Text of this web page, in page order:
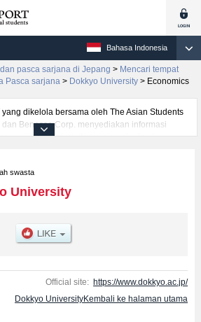
Bahasa Indonesia
pasca sarjana di Jepang > Mencari tempat
Pasca sarjana > Dokkyo University > Economics
yang dikelola bersama oleh The Asian Students
Benesse Corp. menyediakan informasi
universitas yunior, akademi
research %%, serta berbagai informasi yang
mancanegara seperti kuota untuk jumlah
ujian masuk mahasiswa(i) mancanegara,
swasta
University
Official site: https://www.dokkyo.ac.jp/
Dokkyo UniversityKembali ke halaman utama